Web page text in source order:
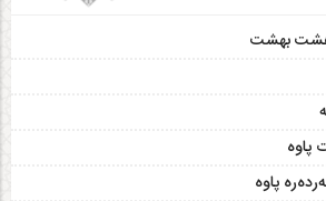
هشت‌ بهشت
پاوه
پاوه